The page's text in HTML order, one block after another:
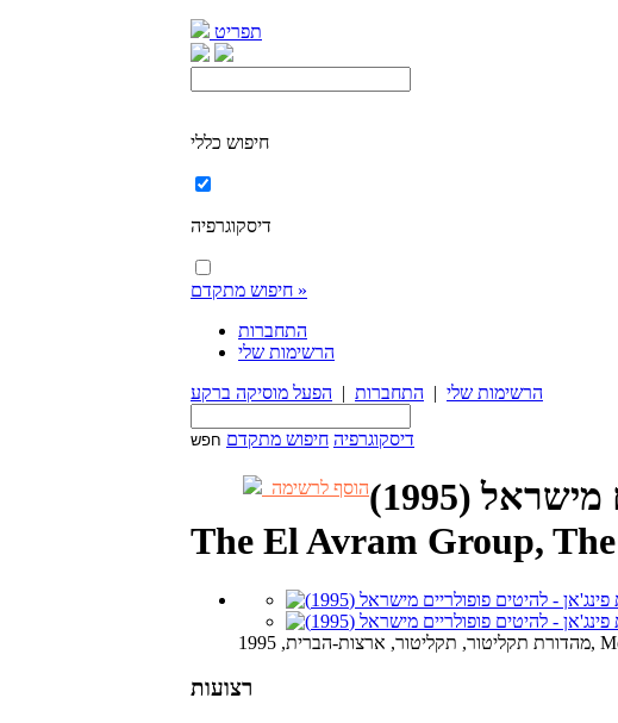
תפריט
חיפוש כללי
חיפוש מתקדם »
התחברות
הרשימות שלי
הרשימות שלי | התחברות | הפעל מוסיקה ברקע
דיסקוגרפיה חיפוש מתקדם
הוסף לרשימה
(1995)
The El Avram Group,
רצועות